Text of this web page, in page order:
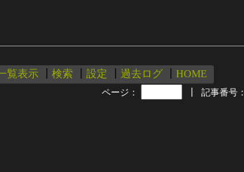
覧表示 検索 設定 過去ログ
HOME
ページ： 記事番号：